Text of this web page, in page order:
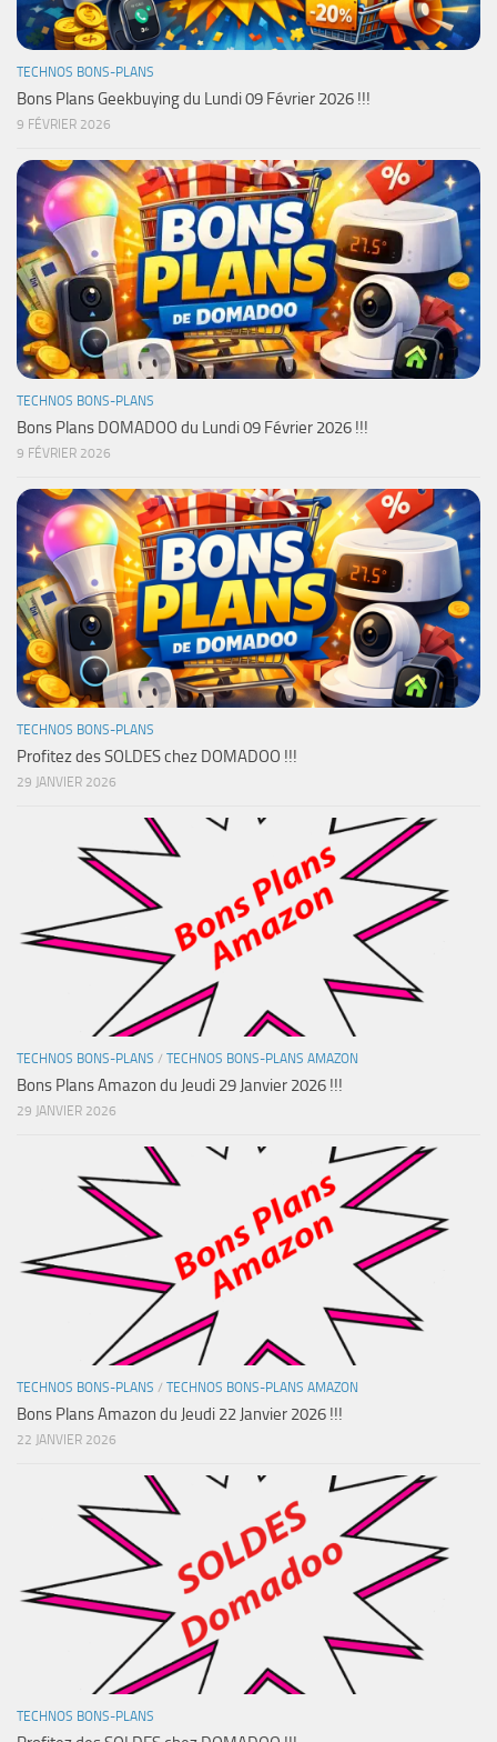
TECHNOS BONS-PLANS
Bons Plans Geekbuying du Lundi 09 Février 2026 !!!
9 FÉVRIER 2026
TECHNOS BONS-PLANS
Bons Plans DOMADOO du Lundi 09 Février 2026 !!!
9 FÉVRIER 2026
TECHNOS BONS-PLANS
Profitez des SOLDES chez DOMADOO !!!
29 JANVIER 2026
TECHNOS BONS-PLANS / TECHNOS BONS-PLANS AMAZON
Bons Plans Amazon du Jeudi 29 Janvier 2026 !!!
29 JANVIER 2026
TECHNOS BONS-PLANS / TECHNOS BONS-PLANS AMAZON
Bons Plans Amazon du Jeudi 22 Janvier 2026 !!!
22 JANVIER 2026
TECHNOS BONS-PLANS